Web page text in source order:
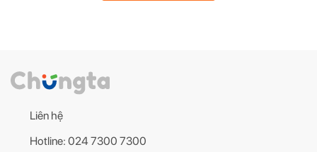
Liên hệ
Hotline: 024 7300 7300